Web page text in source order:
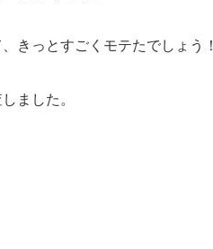
きっとすごくモテたでしょう！
ました。